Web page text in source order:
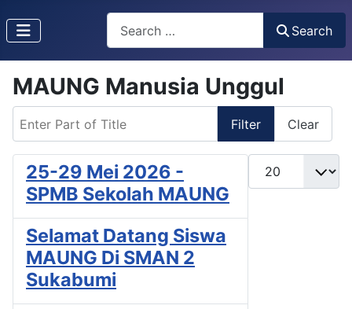
Search
MAUNG Manusia Unggul
Filter Clear
Display #
25-29 Mei 2026 -
SPMB Sekolah MAUNG
Selamat Datang Siswa
MAUNG Di SMAN 2
Sukabumi